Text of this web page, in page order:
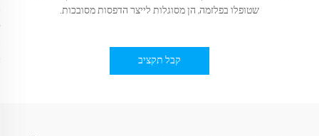
שטופלו בפלזמה, הן מסוגלות לייצר הדפסות מסובכות.
קבל תקציב